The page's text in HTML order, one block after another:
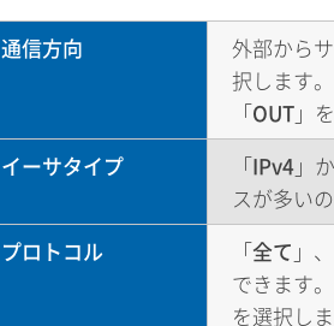
通信方向 外部から
択します
「OUT 」
イーサタイプ
「IPv4 」
スが多い
プロトコル
「全て 」
できます
を選択しま